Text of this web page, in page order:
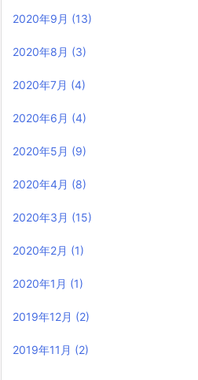
2020年9月 (13)
2020年8月 (3)
2020年7月 (4)
2020年6月 (4)
2020年5月 (9)
2020年4月 (8)
2020年3月 (15)
2020年2月 (1)
2020年1月 (1)
2019年12月 (2)
2019年11月 (2)